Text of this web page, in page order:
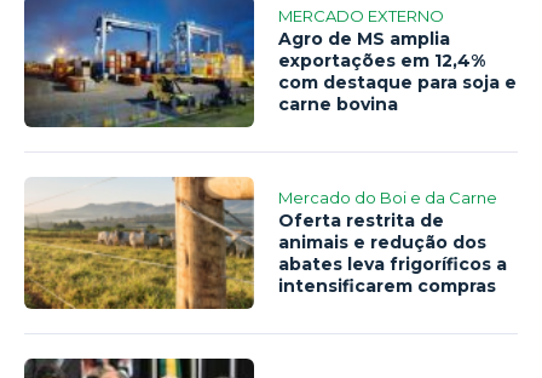
MERCADO EXTERNO
Agro de MS amplia
exportações em 12,4%
com destaque para soja e
carne bovina
Mercado do Boi e da Carne
Oferta restrita de
animais e redução dos
abates leva frigoríficos a
intensificarem compras